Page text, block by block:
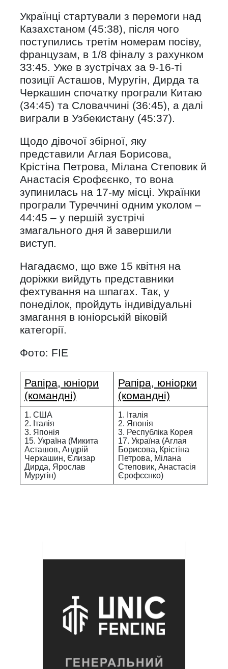
Українці стартували з перемоги над
Казахстаном (45:38), після чого
поступились третім номерам посіву,
французам, в 1/8 фіналу з рахунком
33:45. Уже в зустрічах за 9-16-ті
позиції Асташов, Муругін, Дирда та
Черкашин спочатку програли Китаю
(34:45) та Словаччині (36:45), а далі
виграли в Узбекистану (45:37).
Щодо дівочої збірної, яку
представили Аглая Борисова,
Крістіна Петрова, Мілана Степовик й
Анастасія Єрофєєнко, то вона
зупинилась на 17-му місці. Українки
програли Туреччині одним уколом –
44:45 – у першій зустрічі
змагального дня й завершили
виступ.
Нагадаємо, що вже 15 квітня на
доріжки вийдуть представники
фехтування на шпагах. Так, у
понеділок, пройдуть індивідуальні
змагання в юніорській віковій
категорії.
Фото: FIE
Рапіра, юніори
(командні)
Рапіра, юніорки
(командні)
1. США
2. Італія
3. Японія
15. Україна (Микита
Асташов, Андрій
Черкашин, Єлизар
Дирда, Ярослав
Муругін)
1. Італія
2. Японія
3. Республіка Корея
17. Україна (Аглая
Борисова, Крістіна
Петрова, Мілана
Степовик, Анастасія
Єрофєєнко)